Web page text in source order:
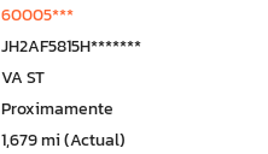
60005***
JH2AF5815H*******
VA ST
Proximamente
1,679 mi (Actual)